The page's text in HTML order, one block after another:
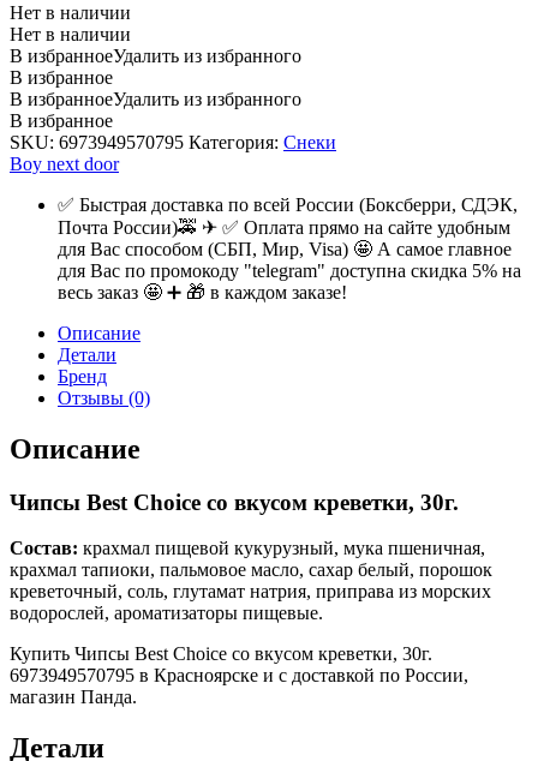
Нет в наличии
Нет в наличии
В избранноеУдалить из избранного
В избранное
В избранноеУдалить из избранного
В избранное
SKU: 6973949570795 Категория: Снеки
Boy next door
✅ Быстрая доставка по всей России (Боксберри, СДЭК,
Почта России)🚕 ✈ ✅ Оплата прямо на сайте удобным
для Вас способом (СБП, Мир, Visa) 🤩 А самое главное
для Вас по промокоду "telegram" доступна скидка 5% на
весь заказ 🤩 ➕ 🎁 в каждом заказе!
Описание
Детали
Бренд
Отзывы (0)
Описание
Чипсы Best Choice со вкусом креветки, 30г.
Состав: крахмал пищевой кукурузный, мука пшеничная,
крахмал тапиоки, пальмовое масло, сахар белый, порошок
креветочный, соль, глутамат натрия, приправа из морских
водорослей, ароматизаторы пищевые.
Купить Чипсы Best Choice со вкусом креветки, 30г.
6973949570795 в Красноярске и с доставкой по России,
магазин Панда.
Детали